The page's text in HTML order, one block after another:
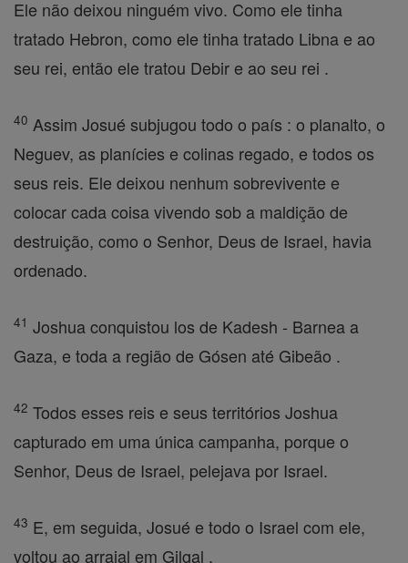
Ele não deixou ninguém vivo. Como ele tinha
tratado Hebron, como ele tinha tratado Libna e ao
seu rei, então ele tratou Debir e ao seu rei .
40 Assim Josué subjugou todo o país : o planalto, o
Neguev, as planícies e colinas regado, e todos os
seus reis. Ele deixou nenhum sobrevivente e
colocar cada coisa vivendo sob a maldição de
destruição, como o Senhor, Deus de Israel, havia
ordenado.
41 Joshua conquistou los de Kadesh - Barnea a
Gaza, e toda a região de Gósen até Gibeão .
42 Todos esses reis e seus territórios Joshua
capturado em uma única campanha, porque o
Senhor, Deus de Israel, pelejava por Israel.
43 E, em seguida, Josué e todo o Israel com ele,
voltou ao arraial em Gilgal .